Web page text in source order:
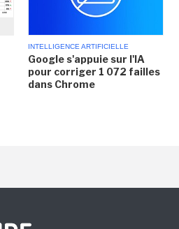
INTELLIGENCE ARTIFICIELLE
Google s'appuie sur l'IA
pour corriger 1 072 failles
dans Chrome